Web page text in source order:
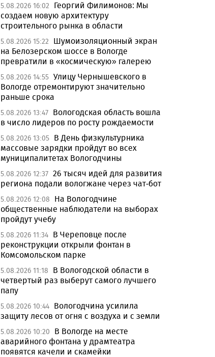
5.08.2026 16:02
Георгий Филимонов: Мы
создаем новую архитектуру
строительного рынка в области
5.08.2026 15:22
Шумоизоляционный экран
на Белозерском шоссе в Вологде
превратили в «космическую» галерею
5.08.2026 14:55 Улицу Чернышевского в
Вологде отремонтируют значительно
раньше срока
5.08.2026 13:47 Вологодская область вошла
в число лидеров по росту рождаемости
5.08.2026 13:05 В День физкультурника
массовые зарядки пройдут во всех
муниципалитетах Вологодчины
5.08.2026 12:37 26 тысяч идей для развития
региона подали вологжане через чат-бот
5.08.2026 12:08
На Вологодчине
общественные наблюдатели на выборах
пройдут учебу
5.08.2026 11:34 В Череповце после
реконструкции открыли фонтан в
Комсомольском парке
5.08.2026 11:18
В Вологодской области в
четвертый раз выберут самого лучшего
папу
5.08.2026 10:44 Вологодчина усилила
защиту лесов от огня с воздуха и с земли
5.08.2026 10:20
В Вологде на месте
аварийного фонтана у драмтеатра
появятся качели и скамейки